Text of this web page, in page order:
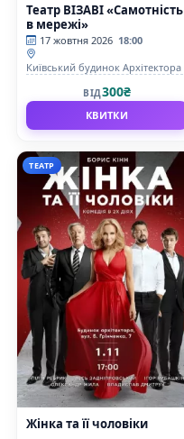
Театр ВІЗАВІ «Самотність
в мережі»
17 жовтня 2026 18:00
Київський будинок Архітектора
ВІД300₴
КВИТКИ
ТЕАТР
Жінка та її чоловіки